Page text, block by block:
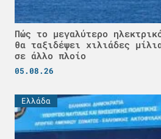
Πώς το μεγαλύτερο
θα ταξιδέψει χιλιάδες
σε άλλο πλοίο
05.08.26
Ελλάδα